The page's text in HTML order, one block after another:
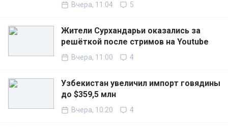
Вчера, 11:04 5
Жители Сурхандарьи оказались за
решёткой после стримов на Youtube
Вчера, 11:00 4
Узбекистан увеличил импорт говядины
до $359,5 млн
Вчера, 10:20 4